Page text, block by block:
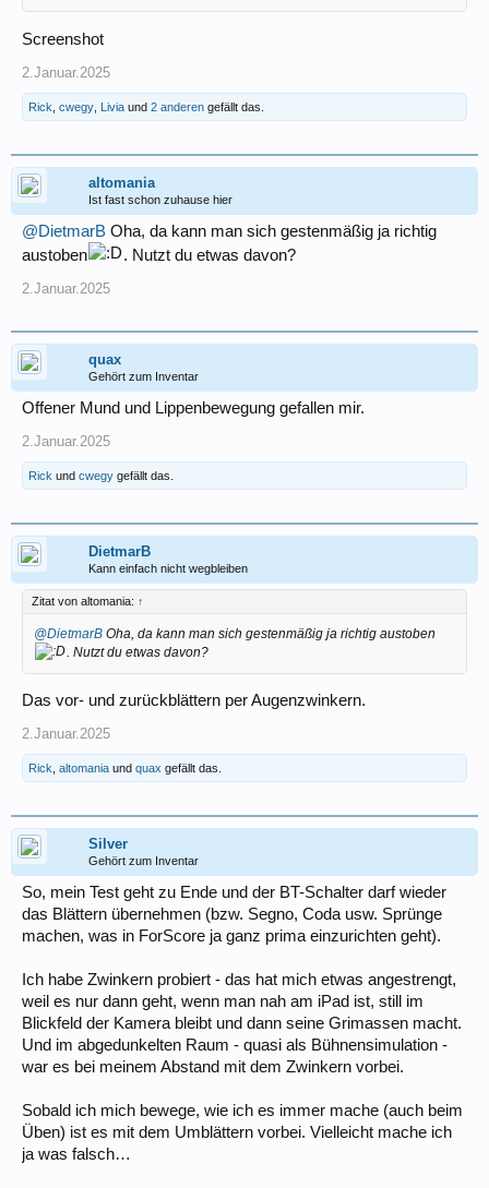
Screenshot
2.Januar.2025
Rick cwegy Livia und 2 anderen gefällt das.
altomania
Ist fast schon zuhause hier
@DietmarB Oha, da kann man sich gestenmäßig ja richtig
austoben
. Nutzt du etwas davon?
2.Januar.2025
quax
Gehört zum Inventar
Offener Mund und Lippenbewegung gefallen mir.
2.Januar.2025
Rick und cwegy gefällt das.
DietmarB
Kann einfach nicht wegbleiben
Zitat von altomania: ↑
@DietmarB Oha, da kann man sich gestenmäßig ja richtig austoben
. Nutzt du etwas davon?
Das vor- und zurückblättern per Augenzwinkern.
2.Januar.2025
Rick, altomania und quax gefällt das.
Silver
Gehört zum Inventar
So, mein Test geht zu Ende und der BT-Schalter darf wieder
das Blättern übernehmen (bzw. Segno, Coda usw. Sprünge
machen, was in ForScore ja ganz prima einzurichten geht).
Ich habe Zwinkern probiert - das hat mich etwas angestrengt,
weil es nur dann geht, wenn man nah am iPad ist, still im
Blickfeld der Kamera bleibt und dann seine Grimassen macht.
Und im abgedunkelten Raum - quasi als Bühnensimulation -
war es bei meinem Abstand mit dem Zwinkern vorbei.
Sobald ich mich bewege, wie ich es immer mache (auch beim
Üben) ist es mit dem Umblättern vorbei. Vielleicht mache ich
ja was falsch…